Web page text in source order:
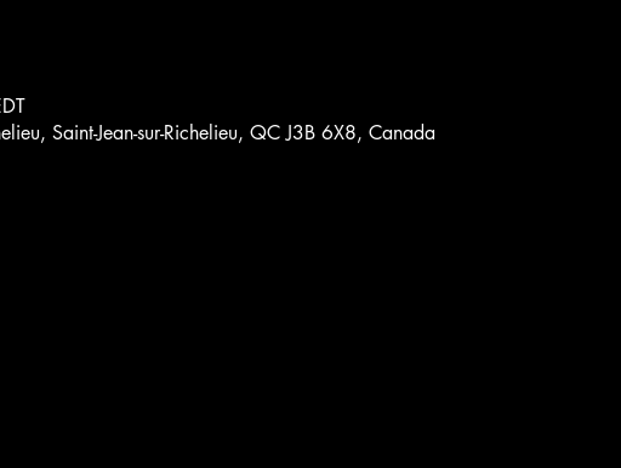
Saint-Jean-sur-Richelieu, QC J3B 6X8, Canada